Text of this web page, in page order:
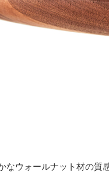
ウォールナット材の質